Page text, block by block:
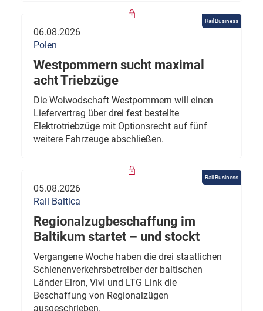
Rail Business
06.08.2026
Polen
Westpommern sucht maximal
acht Triebzüge
Die Woiwodschaft Westpommern will einen
Liefervertrag über drei fest bestellte
Elektrotriebzüge mit Optionsrecht auf fünf
weitere Fahrzeuge abschließen.
Rail Business
05.08.2026
Rail Baltica
Regionalzugbeschaffung im
Baltikum startet – und stockt
Vergangene Woche haben die drei staatlichen
Schienenverkehrsbetreiber der baltischen
Länder Elron, Vivi und LTG Link die
Beschaffung von Regionalzügen
ausgeschrieben.